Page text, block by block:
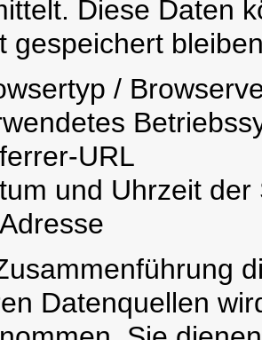
Diese Daten
gespeichert
/
URL
und Uhrzeit
Datenquellen